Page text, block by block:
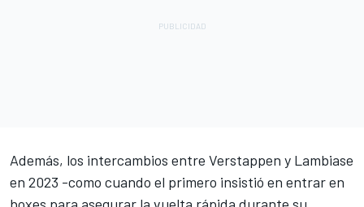
Además, los intercambios entre Verstappen y Lambiase
en 2023 -como cuando el primero insistió en entrar en